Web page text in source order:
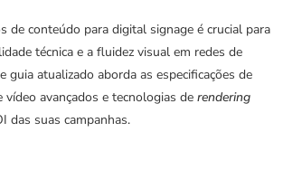
de conteúdo para digital signage é crucial para
técnica e a fluidez visual em redes de
guia atualizado aborda as especificações de
vídeo avançados e tecnologias de rendering
das suas campanhas.